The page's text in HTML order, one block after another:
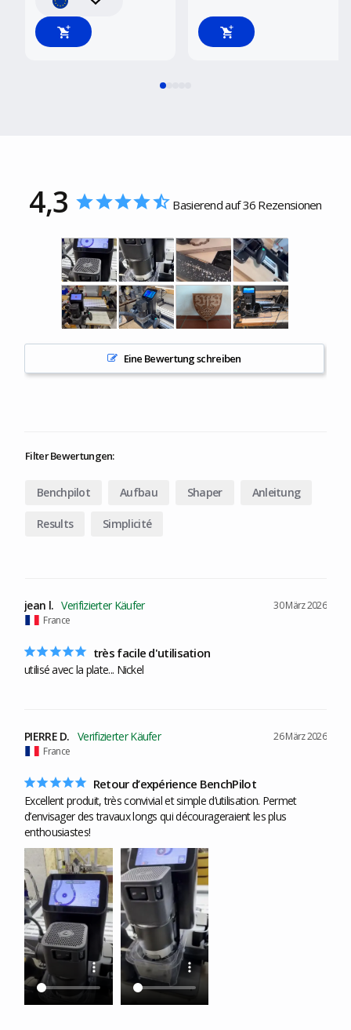
4,3 Basierend auf 36 Rezensionen
Eine Bewertung schreiben
Filter Bewertungen:
Benchpilot Aufbau Shaper Anleitung
Results Simplicité
30 März 2026
jean l.
France
très facile d'utilisation
utilisé avec la plate... Nickel
26 März 2026
PIERRE D.
France
Retour d’expérience BenchPilot
Excellent produit, très convivial et simple d’utilisation. Permet
d’envisager des travaux longs qui décourageraient les plus
enthousiastes!